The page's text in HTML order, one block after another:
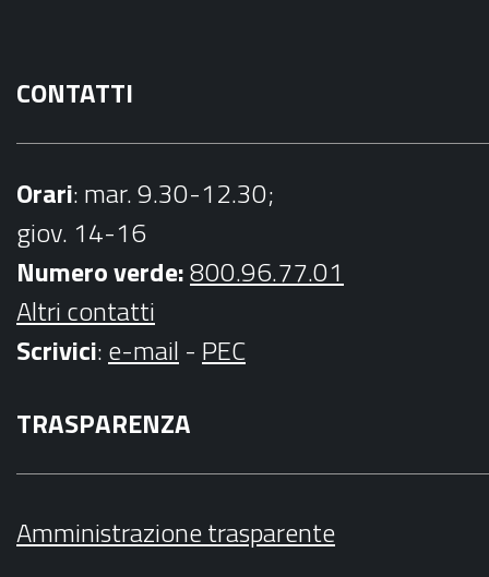
CONTATTI
Orari: mar. 9.30-12.30;
giov. 14-16
Numero verde:800.96.77.01
Altri contatti
Scrivici:e-mail - PEC
TRASPARENZA
Amministrazione trasparente